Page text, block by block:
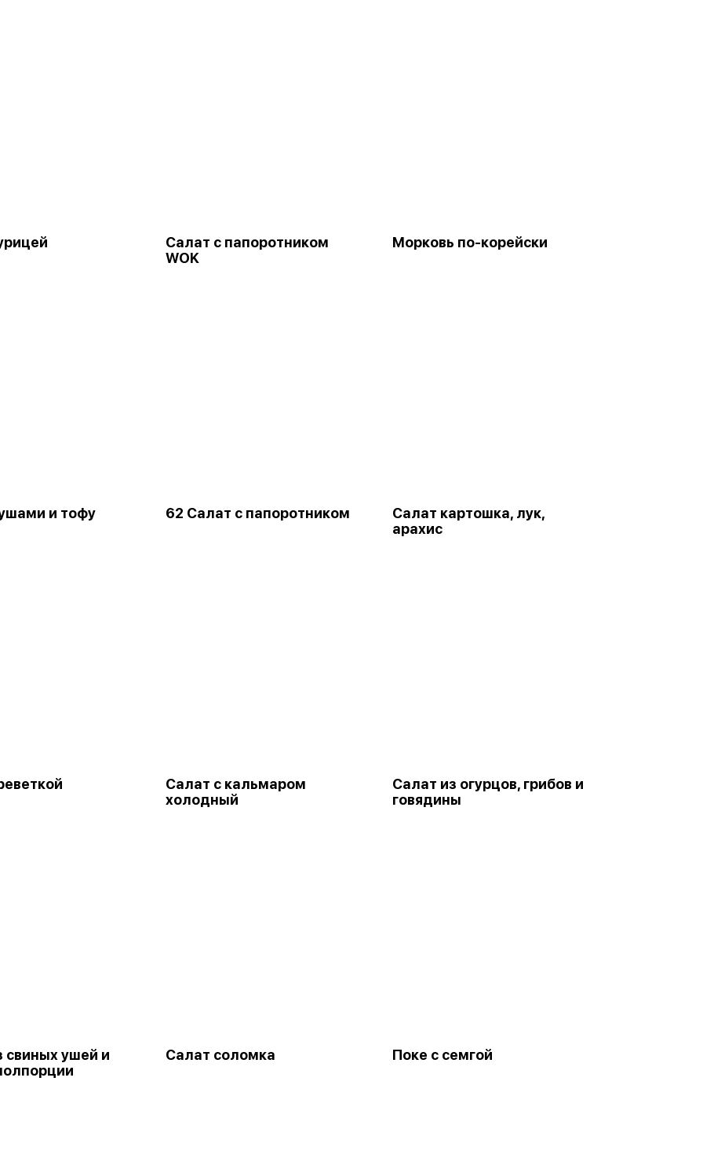
Салат с папоротником
WOK
Морковь по-корейски
и тофу 62 Салат с папоротником
Салат картошка, лук,
арахис
Салат с кальмаром
холодный
Салат из огурцов, грибов и
говядины
свиных ушей и
Салат соломка Поке с семгой